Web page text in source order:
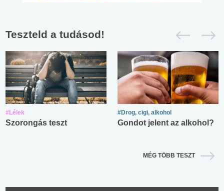
Teszteld a tudásod!
#Lélek
Szorongás teszt
#Drog, cigi, alkohol
Gondot jelent az alkohol?
MÉG TÖBB TESZT